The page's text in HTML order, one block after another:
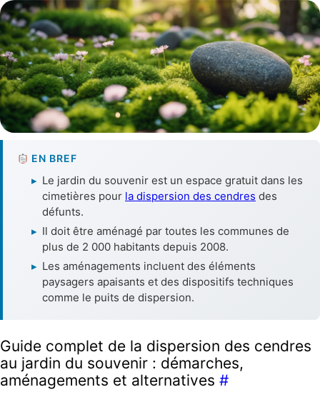
EN BREF
▸ Le jardin du souvenir est un espace gratuit dans les
cimetières pour la dispersion des cendres des
défunts.
▸ Il doit être aménagé par toutes les communes de
plus de 2 000 habitants depuis 2008.
▸ Les aménagements incluent des éléments
paysagers apaisants et des dispositifs techniques
comme le puits de dispersion.
Guide complet de la dispersion des cendres
au jardin du souvenir : démarches,
aménagements et alternatives #